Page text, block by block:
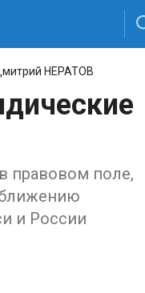
НЕРАТОВ
правовом поле,
и России